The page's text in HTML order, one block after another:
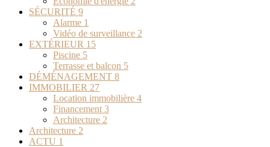
SÉCURITÉ 9
Alarme 1
Vidéo de surveillance 2
EXTÉRIEUR 15
Piscine 5
Terrasse et balcon 5
DÉMÉNAGEMENT 8
IMMOBILIER 27
Location immobilière 4
Financement 3
Architecture 2
Architecture 2
ACTU 1